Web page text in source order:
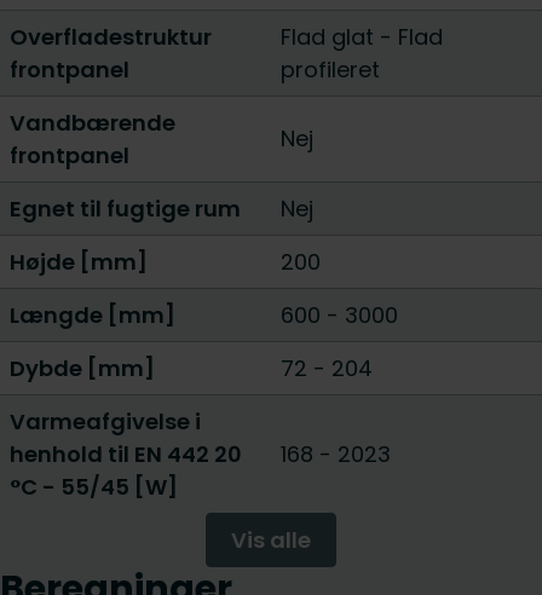
Overfladestruktur
frontpanel
Flad glat - Flad
profileret
Vandbærende
frontpanel
Nej
Egnet til fugtige rum
Nej
Højde [mm]
200
Længde [mm]
600 - 3000
Dybde [mm]
72 - 204
Varmeafgivelse i
henhold til EN 442 20
°C - 55/45 [W]
168 - 2023
Vis alle